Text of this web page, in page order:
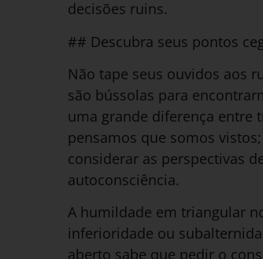
decisões ruins.
## Descubra seus pontos
Não tape seus ouvidos aos
são bússolas para
uma grande diferença entre
pensamos que somos
considerar as perspectivas
autoconsciência.
A humildade em triangular
inferioridade ou
aberto sabe que pedir o